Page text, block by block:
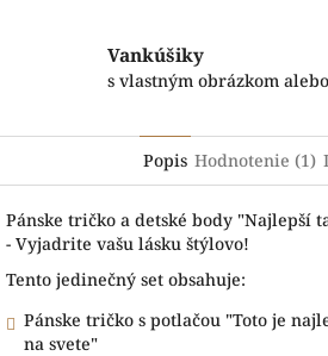
Vankúšiky
s vlastným obrázkom
Popis Hodnotenie (1)
Pánske tričko a detské body "Najlepší
- Vyjadrite vašu lásku štýlovo!
Tento jedinečný set obsahuje:
Pánske tričko s potlačou "Toto je
na svete"